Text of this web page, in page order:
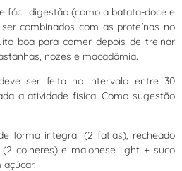
fácil digestão (como a batata-doce e
combinados com as proteínas no
boa para comer depois de treinar
nozes e macadâmia.
ser feita no intervalo entre 30
a atividade física. Como sugestão
forma integral (2 fatias), recheado
colheres) e maionese light + suco